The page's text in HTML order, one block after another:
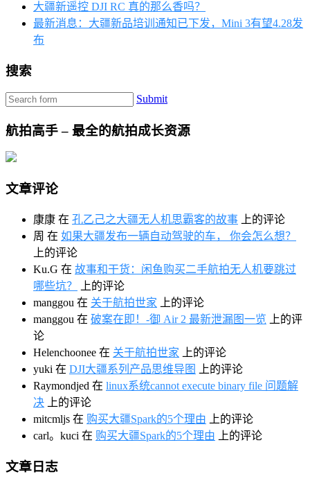
大疆新遥控 DJI RC 真的那么香吗？
最新消息：大疆新品培训通知已下发，Mini 3有望4.28发
布
搜索
Submit
航拍高手 – 最全的航拍成长资源
文章评论
康康 在 孔乙己之大疆无人机思霸客的故事 上的评论
周 在 如果大疆发布一辆自动驾驶的车， 你会怎么想？
上的评论
Ku.G 在 故事和干货：闲鱼购买二手航拍无人机要跳过
哪些坑？
上的评论
manggou 在 关于航拍世家 上的评论
manggou 在 破案在即！-御 Air 2 最新泄漏图一览 上的评
论
Helenchoonee 在 关于航拍世家 上的评论
yuki 在 DJI大疆系列产品思维导图
上的评论
Raymondjed 在 linux系统cannot execute binary file 问题解
决 上的评论
mitcmljs 在 购买大疆Spark的5个理由 上的评论
carl。kuci 在 购买大疆Spark的5个理由 上的评论
文章日志